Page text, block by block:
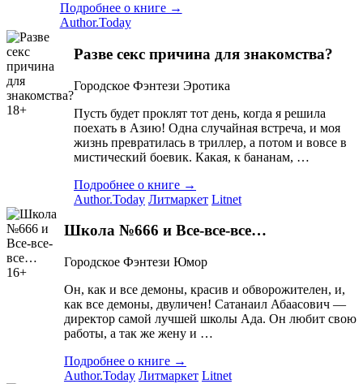
Подробнее о книге →
Author.Today
18+
Разве секс причина для знакомства?
Городское Фэнтези Эротика
Пусть будет проклят тот день, когда я решила
поехать в Азию! Одна случайная встреча, и моя
жизнь превратилась в триллер, а потом и вовсе в
мистический боевик. Какая, к бананам, …
Подробнее о книге →
Author.Today Литмаркет Litnet
16+
Школа №666 и Все-все-все…
Городское Фэнтези Юмор
Он, как и все демоны, красив и обворожителен, и,
как все демоны, двуличен! Сатанаил Абаасович —
директор самой лучшей школы Ада. Он любит свою
работы, а так же жену и …
Подробнее о книге →
Author.Today Литмаркет Litnet